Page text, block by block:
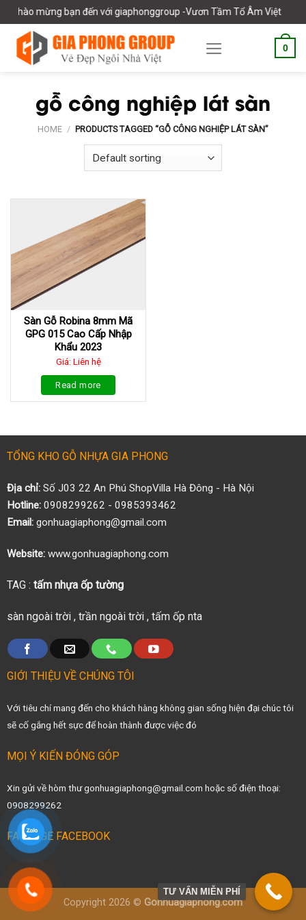
Skip
to
content
Chào mừng bạn đến với giaphonggroup -Vươn Tầm Tổ Âm Việt
0
gỗ công nghiệp lát sàn
HOME / PRODUCTS TAGGED “GỖ CÔNG NGHIỆP LÁT SÀN”
Sàn Gỗ Robina 8mm Mã
GPG 015 Cao Cấp Nhập
Khẩu 2023
Giá: Liên hệ
Read more
TỔNG KHO GỖ NHỰA GIA PHONG
Địa chỉ:Số J03 22 An Phú ShopVilla Hà Đông - Hà Nội
Hotline:0908299262 - 0985393462
Email:gonhuagiaphong@gmail.com
Website:www.gonhuagiaphong.com
TAG : tấm nhựa ốp tường
sàn ngoài trời, trần ngoài trời, tấm ốp nta
GIỚI THIỆU VỀ CHÚNG TÔI
Với tiêu chí mang đến cho khách hàng không gian sống hiện đại chúc tôi
sẽ cố gắng hết sực để hoàn thành được việc đó
MỌI Ý KIẾN ĐÓNG GÓP
Xin gửi về hòm thư gonhuagiaphong@gmail.com hoặc số điện thoại:
0908299262
FANPAGE FACEBOOK
Copyright 2026 © Gonhuagiaphong.com
TƯ VẤN MIỄN PHÍ